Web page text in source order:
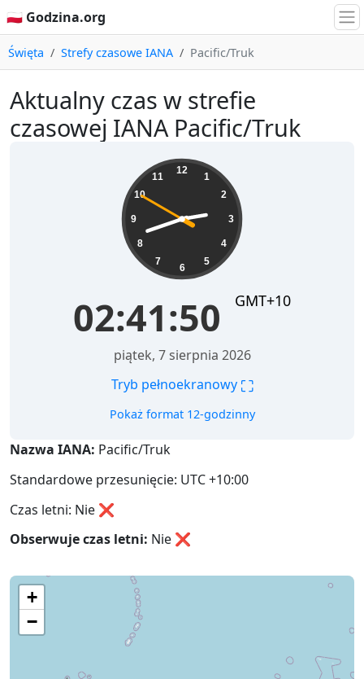
🇵🇱 Godzina.org
Święta Strefy czasowe IANA Pacific/Truk
Aktualny czas w strefie
czasowej IANA Pacific/Truk
12
1
2
3
4
5
6
7
8
9
10
11
02:41:50 GMT+10
piątek, 7 sierpnia 2026
Tryb pełnoekranowy ⛶
Pokaż format 12-godzinny
Nazwa IANA: Pacific/Truk
Standardowe przesunięcie: UTC +10:00
Czas letni: Nie ❌
Obserwuje czas letni: Nie ❌
+
−